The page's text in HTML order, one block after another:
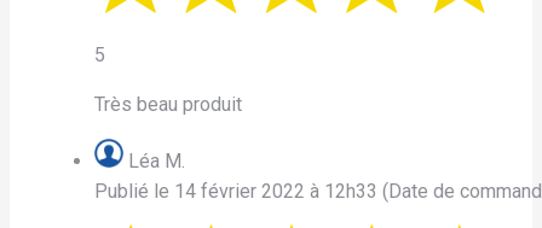
5
Très beau produit
Léa M.
Publié le 14 février 2022 à 12h33 (Date de